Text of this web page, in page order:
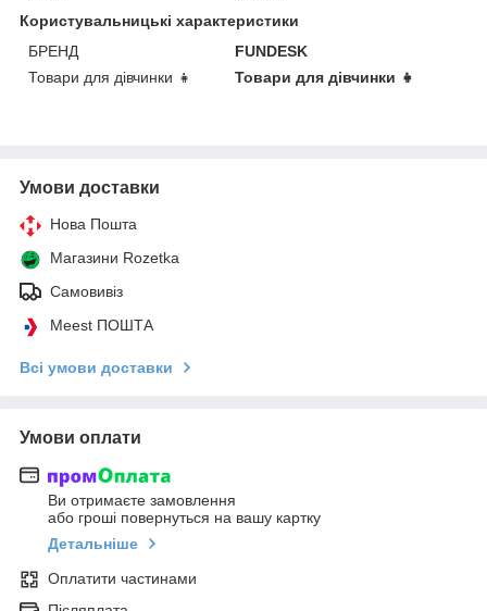
Користувальницькі характеристики
БРЕНД
FUNDESK
Товари для дівчинки 👧
Товари для дівчинки 👧
Умови доставки
Нова Пошта
Магазини Rozetka
Самовивіз
Meest ПОШТА
Всі умови доставки
Умови оплати
Ви отримаєте замовлення
або гроші повернуться на вашу картку
Детальніше
Оплатити частинами